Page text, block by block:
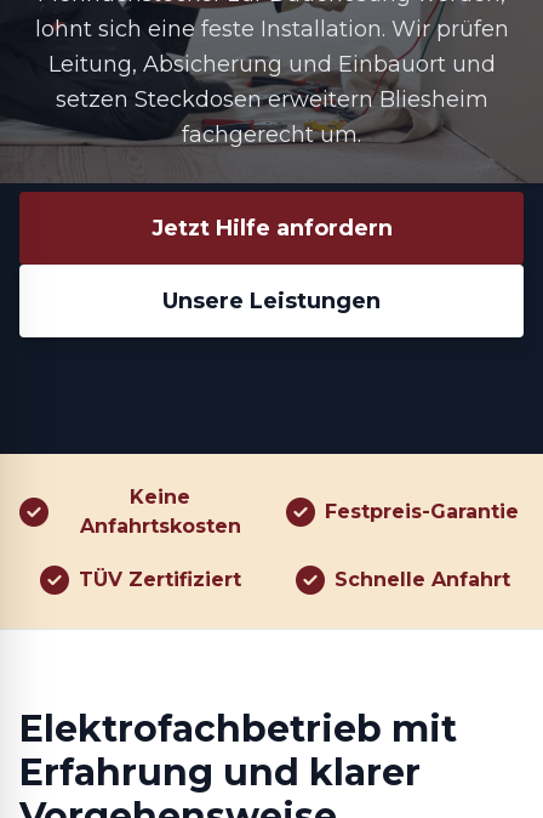
lohnt sich eine feste Installation. Wir prüfen
Leitung, Absicherung und Einbauort und
setzen Steckdosen erweitern Bliesheim
fachgerecht um.
Jetzt Hilfe anfordern
Unsere Leistungen
Keine
Anfahrtskosten
Festpreis-Garantie
TÜV Zertifiziert Schnelle Anfahrt
Elektrofachbetrieb mit
Erfahrung und klarer